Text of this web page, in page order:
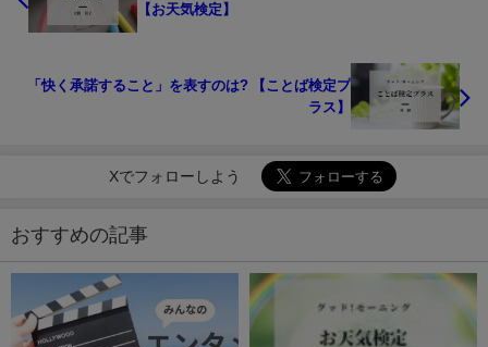
【お天気検定】
「快く承諾すること」を表すのは? 【ことば検定プ
ラス】
Xでフォローしよう
おすすめの記事